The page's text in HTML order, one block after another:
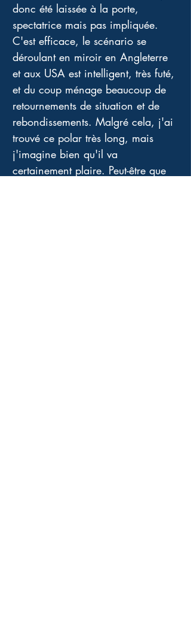
donc été laissée à la porte,
spectatrice mais pas impliquée.
C'est efficace, le scénario se
déroulant en miroir en Angleterre
et aux USA est intelligent, très futé,
et du coup ménage beaucoup de
retournements de situation et de
rebondissements. Malgré cela, j'ai
trouvé ce polar très long, mais
j'imagine bien qu'il va
certainement plaire. Peut-être que